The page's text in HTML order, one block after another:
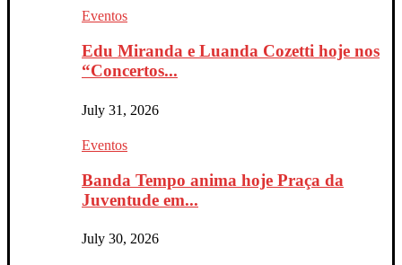
Eventos
Edu Miranda e Luanda Cozetti hoje nos
“Concertos...
July 31, 2026
Eventos
Banda Tempo anima hoje Praça da
Juventude em...
July 30, 2026